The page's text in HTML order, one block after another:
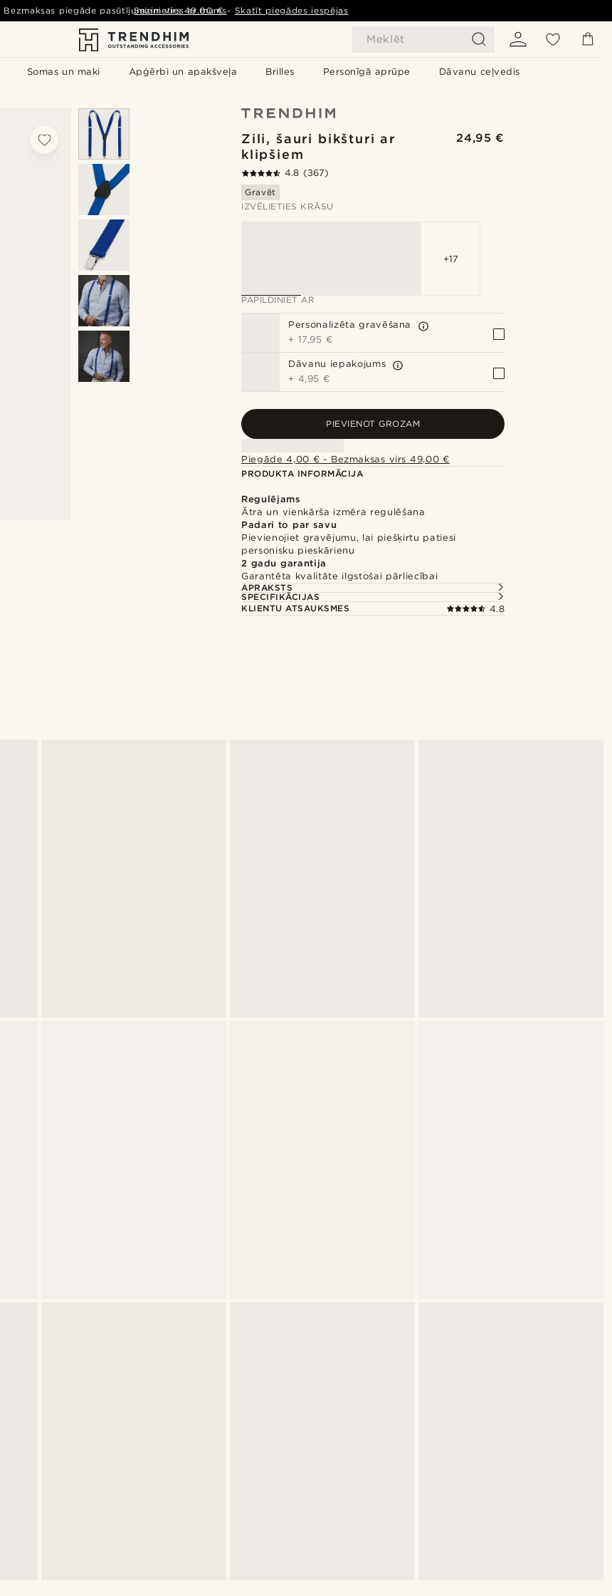
Meklēt
Somas un maki Apģērbi un apakšveļa Brilles Personīgā aprūpe Dāvanu ceļvedis
Bezmaksas piegāde pasūtījumiem virs49,00 € - Skatīt piegādes iespējas
Sazinieties ar mums
Zili, šauri bikšturi ar
klipšiem
24,95 €
4.8 (367)
Gravēt
IZVĒLIETIES KRĀSU
+17
PAPILDINIET AR
Personalizēta gravēšana
+ 17,95 €
Dāvanu iepakojums
+ 4,95 €
PIEVIENOT GROZAM
Piegāde 4,00 € - Bezmaksas virs 49,00 €
PRODUKTA INFORMĀCIJA
Regulējams
Ātra un vienkārša izmēra regulēšana
Padari to par savu
Pievienojiet gravējumu, lai piešķirtu patiesi
personisku pieskārienu
2 gadu garantija
Garantēta kvalitāte ilgstošai pārliecībai
APRAKSTS
SPECIFIKĀCIJAS
KLIENTU ATSAUKSMES
4.8